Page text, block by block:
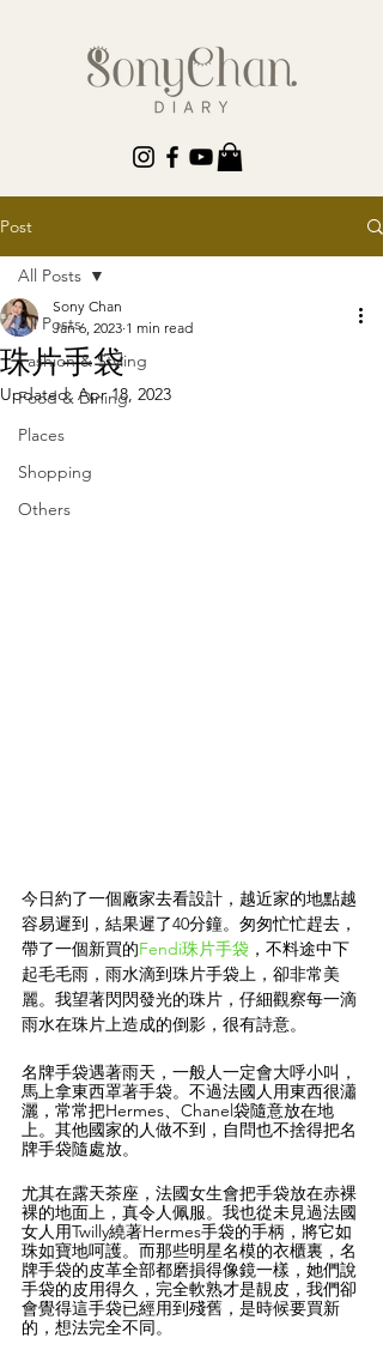
Post
All Posts
Fashion & Styling
Food & Dining
Places
Shopping
Others
All Posts
珠片手袋
Sony Chan
Jan 6, 2023 1 min read
Updated: Apr 18, 2023
今日約了一個廠家去看設計，越近家的地點越
容易遲到，結果遲了40分鐘。匆匆忙忙趕去，
帶了一個新買的Fendi珠片手袋 ，不料途中下
起毛毛雨，雨水滴到珠片手袋上，卻非常美
麗。我望著閃閃發光的珠片，仔細觀察每一滴
雨水在珠片上造成的倒影，很有詩意。
名牌手袋遇著雨天，一般人一定會大呼小叫，
馬上拿東西罩著手袋。不過法國人用東西很瀟
灑，常常把Hermes、Chanel袋隨意放在地
上。其他國家的人做不到，自問也不捨得把名
牌手袋隨處放。
尤其在露天茶座，法國女生會把手袋放在赤裸
裸的地面上，真令人佩服。我也從未見過法國
女人用Twilly繞著Hermes手袋的手柄，將它如
珠如寶地呵護。而那些明星名模的衣櫃裏，名
牌手袋的皮革全部都磨損得像鏡一樣，她們說
手袋的皮用得久，完全軟熟才是靚皮，我們卻
會覺得這手袋已經用到殘舊，是時候要買新
的，想法完全不同。